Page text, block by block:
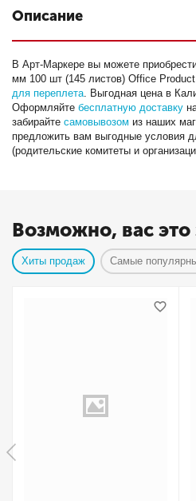
Описание
В Арт-Маркере вы можете
мм 100 шт (145 листов) Office
для переплета. Выгодная цена в
Оформляйтебесплатную доставку
забирайтесамовывозом из наших
предложить вам выгодные условия
(родительские комитеты и
Возможно, вас это
Хиты продаж Самые